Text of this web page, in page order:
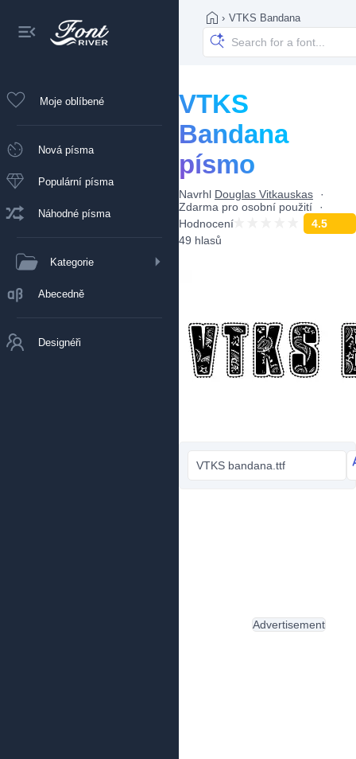
Moje oblíbené
Nová písma
Populární písma
Náhodné písma
Kategorie
Abecedně
Designéři
› VTKS Bandana
VTKS
Bandana
písmo
Navrhl Douglas Vitkauskas
Zdarma pro osobní použití
Hodnocení
4.5
49 hlasů
VTKS bandana.ttf
Advertisement